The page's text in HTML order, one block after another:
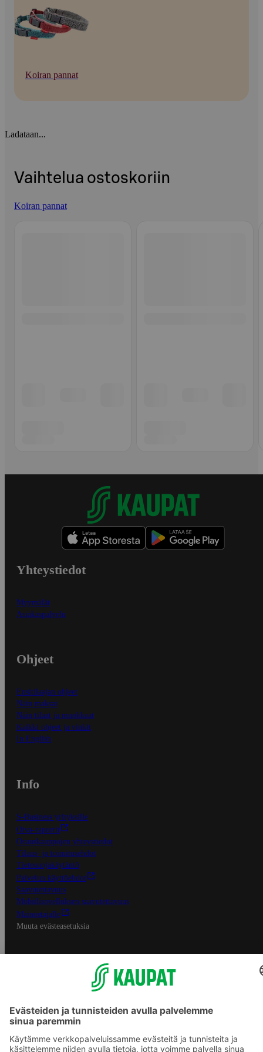
Koiran pannat
Ladataan...
Vaihtelua ostoskoriin
Koiran pannat
Yhteystiedot
Myymälät
Asiakaspalvelu
Ohjeet
Ensitilaajan ohjeet
Näin maksat
Näin tilaat ja muokkaat
Kaikki ohjeet ja vinkit
In English
Info
S-Business yrityksille
Oiva-raportit
Osuuskauppojen yhteystiedot
Tilaus- ja toimitusehdot
Tietosuojakäytäntö
Palvelun käyttöehdot
Saavutettavuus
Mobiilisovelluksen saavutettavuus
Mainostajalle
Muuta evästeasetuksia
S-ryhmän palvelut
S-ryhmä
Asiakasomistajuus
S-ostoslista -sovellus